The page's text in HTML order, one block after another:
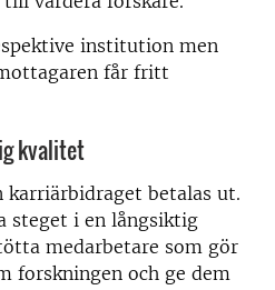
institution men
får fritt
kvalitet
karriärbidraget betalas ut.
steget i en långsiktig
medarbetare som gör
forskningen och ge dem